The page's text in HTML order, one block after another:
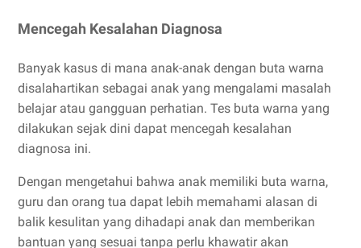
Mencegah Kesalahan Diagnosa
Banyak kasus di mana anak-anak dengan buta warna
disalahartikan sebagai anak yang mengalami masalah
belajar atau gangguan perhatian. Tes buta warna yang
dilakukan sejak dini dapat mencegah kesalahan
diagnosa ini.
Dengan mengetahui bahwa anak memiliki buta warna,
guru dan orang tua dapat lebih memahami alasan di
balik kesulitan yang dihadapi anak dan memberikan
bantuan yang sesuai tanpa perlu khawatir akan